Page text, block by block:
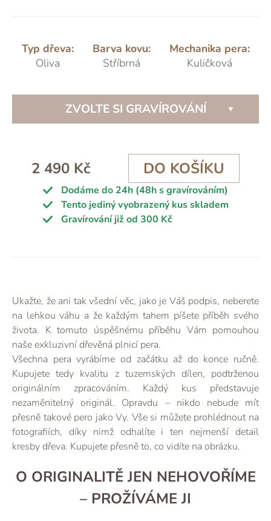
Typ dřeva:
Oliva
Barva kovu:
Stříbrná
Mechanika pera:
Kuličková
ZVOLTE SI GRAVÍROVÁNÍ
2 490 Kč DO KOŠÍKU
Dodáme do 24h (48h s gravírováním)
Tento jediný vyobrazený kus skladem
Gravírování již od 300 Kč
Ukažte, že ani tak všední věc, jako je Váš podpis, neberete
na lehkou váhu a že každým tahem píšete příběh svého
života. K tomuto úspěšnému příběhu Vám pomouhou
naše exkluzivní dřevěná plnicí pera.
Všechna pera vyrábíme od začátku až do konce ručně.
Kupujete tedy kvalitu z tuzemských dílen, podtrženou
originálním zpracováním. Každý kus představuje
nezaměnitelný originál. Opravdu – nikdo nebude mít
přesně takové pero jako Vy. Vše si můžete prohlédnout na
fotografiích, díky nimž odhalíte i ten nejmenší detail
kresby dřeva. Kupujete přesně to, co vidíte na obrázku.
O ORIGINALITĚ JEN NEHOVOŘÍME
– PROŽÍVÁME JI